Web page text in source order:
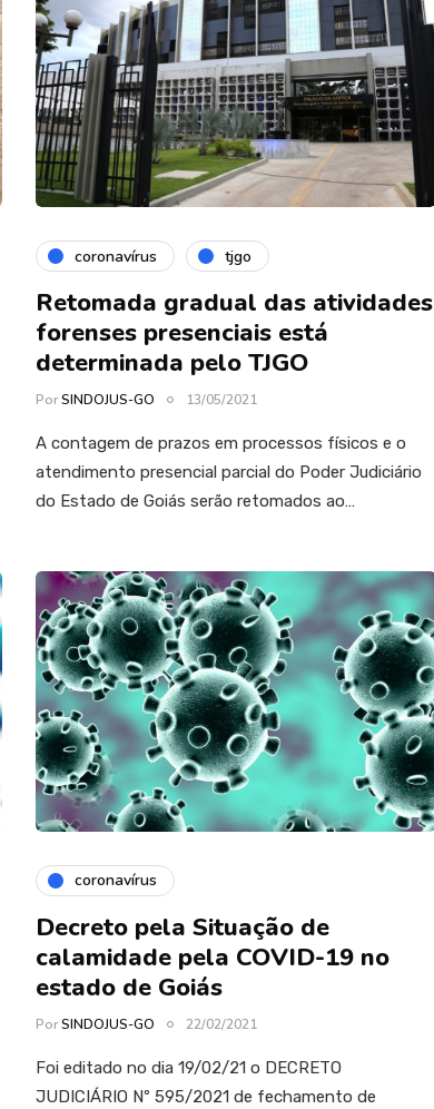
coronavírus tjgo
Retomada gradual das atividades
forenses presenciais está
determinada pelo TJGO
PorSINDOJUS-GO 13/05/2021
A contagem de prazos em processos físicos e o
atendimento presencial parcial do Poder Judiciário
do Estado de Goiás serão retomados ao…
coronavírus
Decreto pela Situação de
calamidade pela COVID-19 no
estado de Goiás
PorSINDOJUS-GO 22/02/2021
Foi editado no dia 19/02/21 o DECRETO
JUDICIÁRIO Nº 595/2021 de fechamento de